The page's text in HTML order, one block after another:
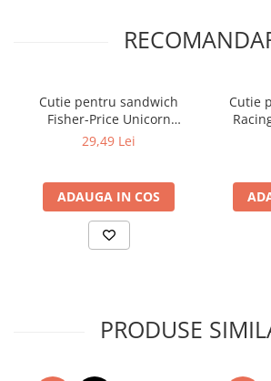
Cutie pentru sandwich
Fisher-Price Unicorn
SunCity GIM57158265
29,49 Lei
ADAUGA IN COS
Cutie
PRODUSE